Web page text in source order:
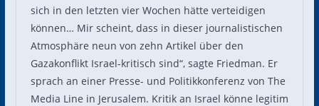
sich in den letzten vier Wochen hätte verteidigen
können… Mir scheint, dass in dieser journalistischen
Atmosphäre neun von zehn Artikel über den
Gazakonflikt Israel-kritisch sind“, sagte Friedman. Er
sprach an einer Presse- und Politikkonferenz von The
Media Line in Jerusalem. Kritik an Israel könne legitim